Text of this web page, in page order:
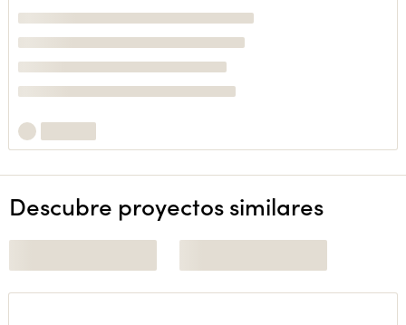
Descubre proyectos similares